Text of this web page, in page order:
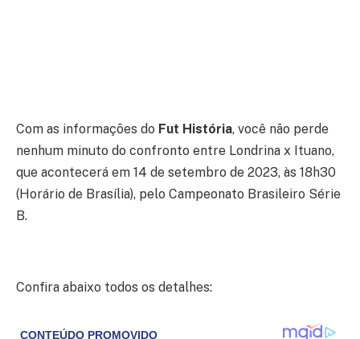
Com as informações do Fut História, você não perde
nenhum minuto do confronto entre Londrina x Ituano,
que acontecerá em 14 de setembro de 2023, às 18h30
(Horário de Brasília), pelo Campeonato Brasileiro Série
B.
Confira abaixo todos os detalhes: